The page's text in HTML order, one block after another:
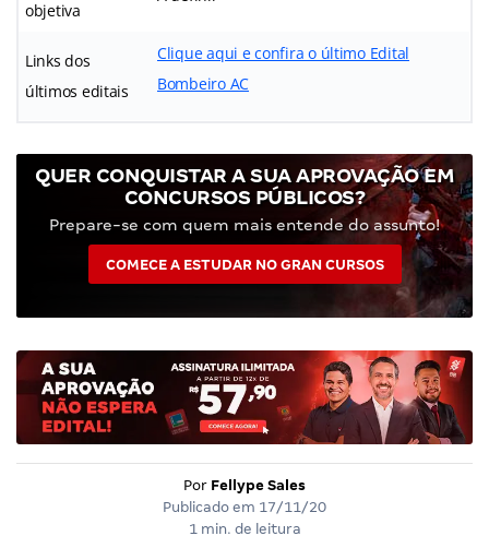
objetiva
Links dos
últimos editais
Clique aqui e confira o último Edital
Bombeiro AC
QUER CONQUISTAR A SUA APROVAÇÃO EM
CONCURSOS PÚBLICOS?
Prepare-se com quem mais entende do assunto!
COMECE A ESTUDAR NO GRAN CURSOS
Por Fellype Sales
Publicado em 17/11/20
1 min. de leitura